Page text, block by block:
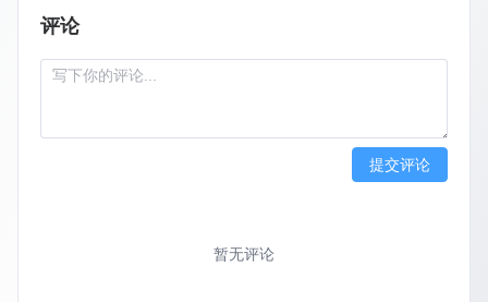
评论
提交评论
暂无评论